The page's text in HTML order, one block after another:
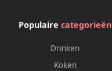
Populaire categorieën
Drinken
Koken